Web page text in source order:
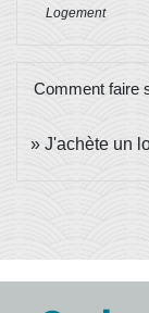
Logement
Comment faire
J'achète un